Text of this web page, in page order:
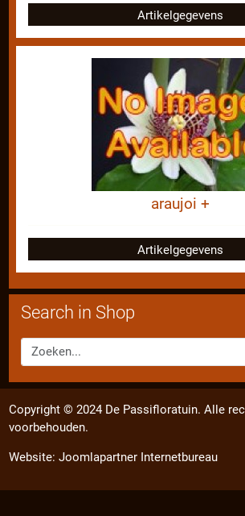
Artikelgegevens
araujoi +
Artikelgegevens
Search in Shop
Copyright © 2024 De Passifloratuin. Alle
voorbehouden.
Website:Joomlapartner Internetbureau